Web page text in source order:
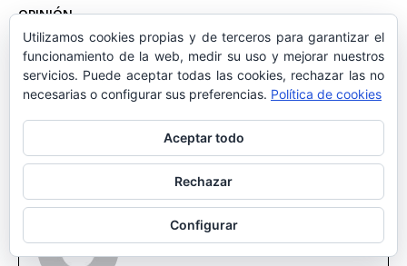
OPINIÓN
El honor es mi divisa
OPINIÓN
«El collares»
Utilizamos cookies propias y de terceros para garantizar el
funcionamiento de la web, medir su uso y mejorar nuestros
servicios. Puede aceptar todas las cookies, rechazar las no
necesarias o configurar sus preferencias. Política de cookies
Aceptar todo
Rechazar
Configurar